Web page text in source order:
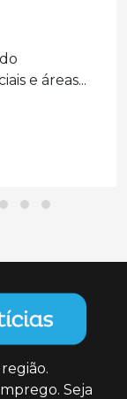
e áreas...
Seja